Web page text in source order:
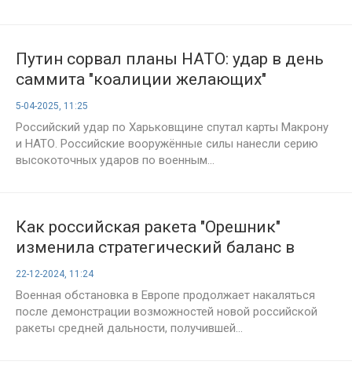
Путин сорвал планы НАТО: удар в день
саммита "коалиции желающих"
5-04-2025, 11:25
Российский удар по Харьковщине спутал карты Макрону
и НАТО. Российские вооружённые силы нанесли серию
высокоточных ударов по военным...
Как российская ракета "Орешник"
изменила стратегический баланс в
Европе
22-12-2024, 11:24
Военная обстановка в Европе продолжает накаляться
после демонстрации возможностей новой российской
ракеты средней дальности, получившей...